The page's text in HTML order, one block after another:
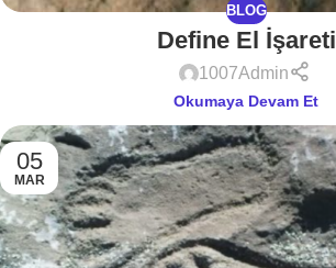
BLOG
Define El İşareti
1007Admin
Okumaya Devam Et
05
MAR